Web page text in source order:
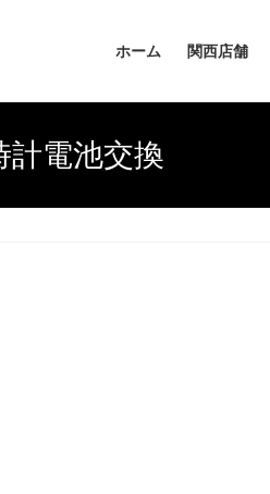
ホーム 関西店舗
計電池交換